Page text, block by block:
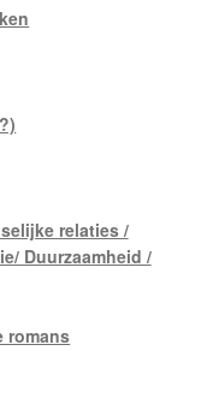
relaties /
Duurzaamheid /
romans